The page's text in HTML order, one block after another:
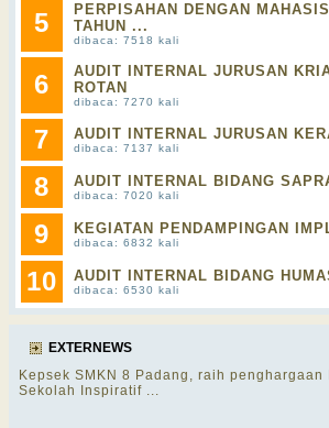
5
PERPISAHAN DENGAN
TAHUN ...
dibaca: 7518 kali
6
AUDIT INTERNAL JURUSAN
ROTAN
dibaca: 7270 kali
7 AUDIT INTERNAL JURUSAN
dibaca: 7137 kali
8 AUDIT INTERNAL BIDANG
dibaca: 7020 kali
9 KEGIATAN PENDAMPINGAN
dibaca: 6832 kali
10 AUDIT INTERNAL BIDANG
dibaca: 6530 kali
EXTERNEWS
Kepsek SMKN 8 Padang, raih penghargaan
Sekolah Inspiratif ...